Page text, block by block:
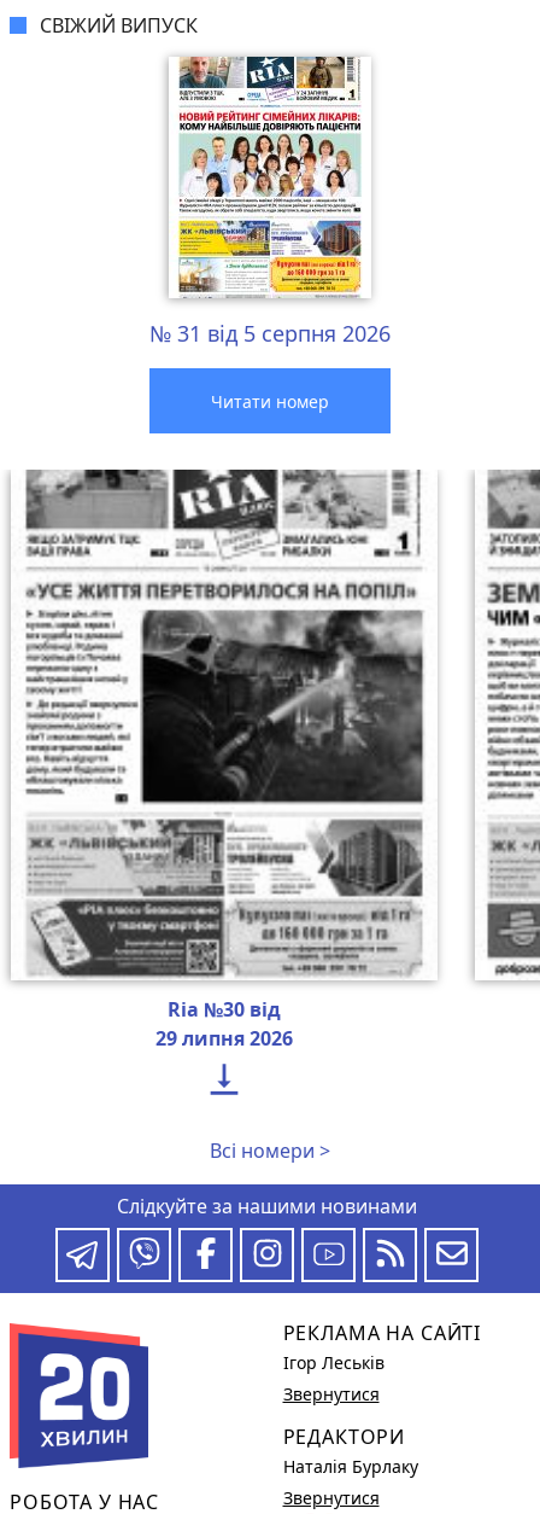
СВІЖИЙ ВИПУСК
№ 31 від 5 серпня 2026
Читати номер
Ria №30 від
29 липня 2026

Всі номери >
Слідкуйте за нашими новинами
РОБОТА У НАС
РЕКЛАМА НА САЙТІ
Ігор Леськів
Звернутися
РЕДАКТОРИ
Наталія Бурлаку
Звернутися